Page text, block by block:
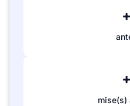
mise(s)